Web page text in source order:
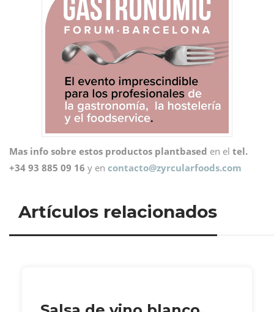
Mas info sobre estos productos plantbased en el tel.
+34 93 885 09 16 y en contacto@zyrcularfoods.com
Artículos relacionados